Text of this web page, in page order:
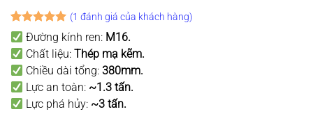
5trên 5
dựa trên
1
đánh giá
(1 đánh giá của khách hàng)
Đường kính ren: M16.
Chất liệu:Thép mạ kẽm.
Chiều dài tổng:380mm.
Lực an toàn: ~1.3 tấn.
Lực phá hủy: ~3 tấn.